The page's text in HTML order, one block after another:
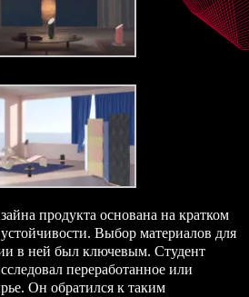
продукта основана на кратком
Выбор материалов для
в ней был ключевым. Студент
переработанное или
Он обратился к таким